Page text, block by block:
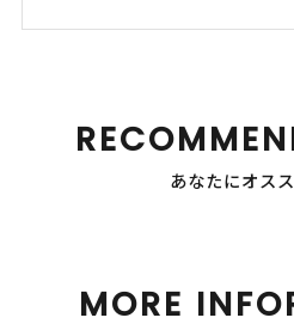
あなたにオス
MORE